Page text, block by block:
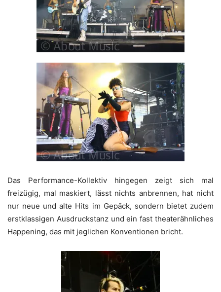
Das Performance-Kollektiv hingegen zeigt sich mal
freizügig, mal maskiert, lässt nichts anbrennen, hat nicht
nur neue und alte Hits im Gepäck, sondern bietet zudem
erstklassigen Ausdruckstanz und ein fast theaterähnliches
Happening, das mit jeglichen Konventionen bricht.